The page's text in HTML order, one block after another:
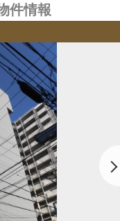
件情報